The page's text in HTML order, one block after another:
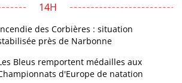
14H
des Corbières : situation
près de Narbonne
Bleus remportent médailles aux
d'Europe de natation